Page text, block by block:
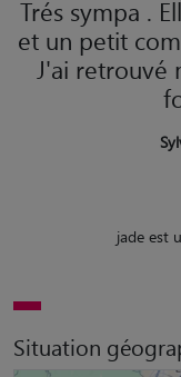
Trés sympa .
et un petit
J'ai retrouvé
jade est
Situation